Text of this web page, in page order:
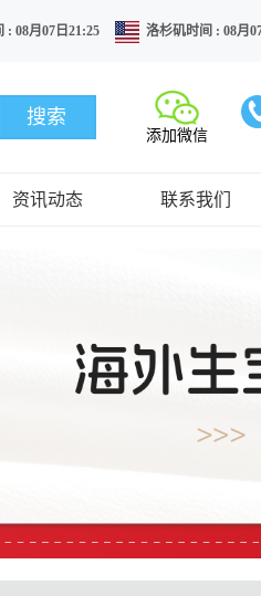
: 08月07日21:25 洛杉矶时间 : 08月
添加微信
资讯动态 联系我们